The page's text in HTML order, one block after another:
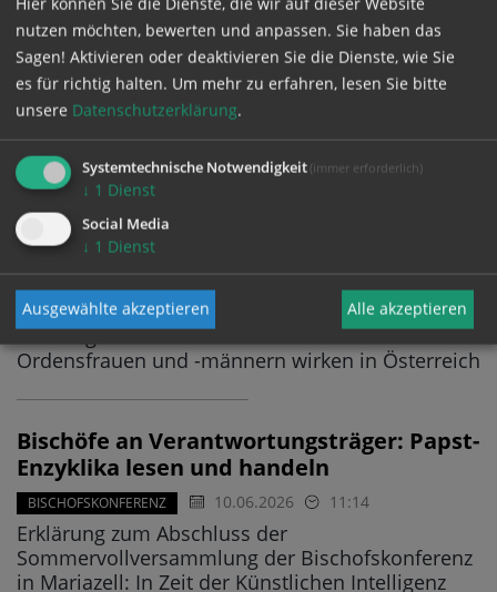
10.06.2026 11:18
Presseerklärungen der Österreichischen
Bischofskonferenz im Wortlaut
Bischöfe und Orden betonen
gemeinsamen Dienst an den Menschen
BISCHOFSKONFERENZ
Erklärung zum Abschluss der Sommer-
Mariazell - Diözesen und Orden wollen Austausch
und Zusammenarbeit intensivieren - 192
Ordensgemeinschaften mit rund 3.670
Ordensfrauen und -männern wirken in Österreich
Bischöfe an Verantwortungsträger: Papst-
Enzyklika lesen und handeln
BISCHOFSKONFERENZ 10.06.2026 11:14
Erklärung zum Abschluss der
Sommervollversammlung der Bischofskonferenz
in Mariazell: In Zeit der Künstlichen Intelligenz
nutzen möchten, bewerten und anpassen. Sie haben das
Sagen! Aktivieren oder deaktivieren Sie die Dienste, wie Sie
es für richtig halten. Um mehr zu erfahren, lesen Sie bitte
unsere Datenschutzerklärung.
Systemtechnische Notwendigkeit (immer erforderlich)
↓ 1 Dienst
Social Media
↓ 1 Dienst
Ausgewählte akzeptieren Alle akzeptieren